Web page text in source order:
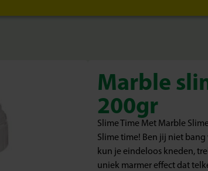
Marble
200gr
Slime Time Met Marble
Slime time! Ben jij niet
kun je eindeloos kneden,
uniek marmer effect dat